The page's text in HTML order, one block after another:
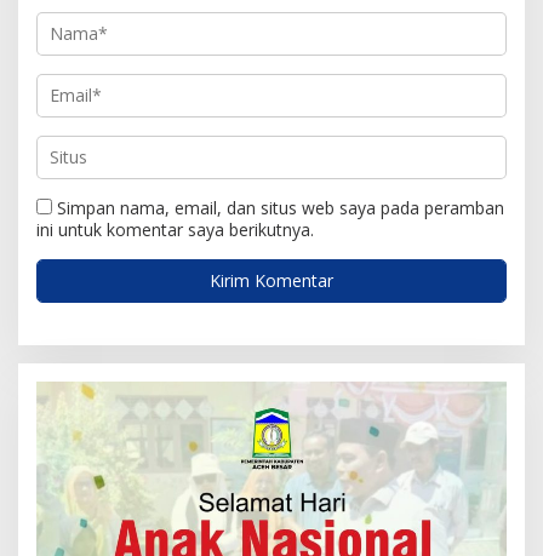
Simpan nama, email, dan situs web saya pada peramban
ini untuk komentar saya berikutnya.